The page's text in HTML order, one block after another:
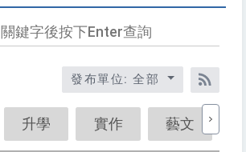
入
標
關
發布單位: 全部
RSS
升學 實作 藝文